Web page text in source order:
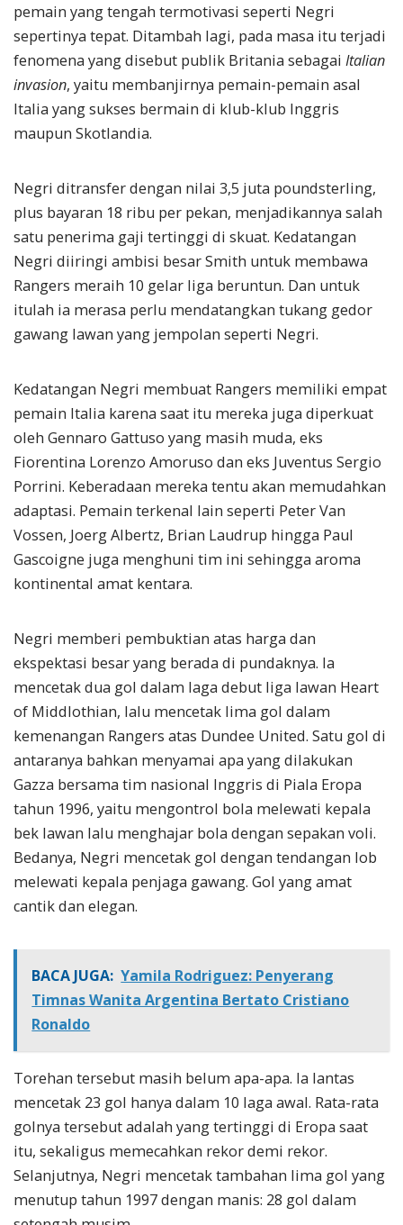
pemain yang tengah termotivasi seperti Negri
sepertinya tepat. Ditambah lagi, pada masa itu terjadi
fenomena yang disebut publik Britania sebagai Italian
invasion, yaitu membanjirnya pemain-pemain asal
Italia yang sukses bermain di klub-klub Inggris
maupun Skotlandia.
Negri ditransfer dengan nilai 3,5 juta poundsterling,
plus bayaran 18 ribu per pekan, menjadikannya salah
satu penerima gaji tertinggi di skuat. Kedatangan
Negri diiringi ambisi besar Smith untuk membawa
Rangers meraih 10 gelar liga beruntun. Dan untuk
itulah ia merasa perlu mendatangkan tukang gedor
gawang lawan yang jempolan seperti Negri.
Kedatangan Negri membuat Rangers memiliki empat
pemain Italia karena saat itu mereka juga diperkuat
oleh Gennaro Gattuso yang masih muda, eks
Fiorentina Lorenzo Amoruso dan eks Juventus Sergio
Porrini. Keberadaan mereka tentu akan memudahkan
adaptasi. Pemain terkenal lain seperti Peter Van
Vossen, Joerg Albertz, Brian Laudrup hingga Paul
Gascoigne juga menghuni tim ini sehingga aroma
kontinental amat kentara.
Negri memberi pembuktian atas harga dan
ekspektasi besar yang berada di pundaknya. Ia
mencetak dua gol dalam laga debut liga lawan Heart
of Middlothian, lalu mencetak lima gol dalam
kemenangan Rangers atas Dundee United. Satu gol di
antaranya bahkan menyamai apa yang dilakukan
Gazza bersama tim nasional Inggris di Piala Eropa
tahun 1996, yaitu mengontrol bola melewati kepala
bek lawan lalu menghajar bola dengan sepakan voli.
Bedanya, Negri mencetak gol dengan tendangan lob
melewati kepala penjaga gawang. Gol yang amat
cantik dan elegan.
BACA JUGA: Yamila Rodriguez: Penyerang
Timnas Wanita Argentina Bertato Cristiano
Ronaldo
Torehan tersebut masih belum apa-apa. Ia lantas
mencetak 23 gol hanya dalam 10 laga awal. Rata-rata
golnya tersebut adalah yang tertinggi di Eropa saat
itu, sekaligus memecahkan rekor demi rekor.
Selanjutnya, Negri mencetak tambahan lima gol yang
menutup tahun 1997 dengan manis: 28 gol dalam